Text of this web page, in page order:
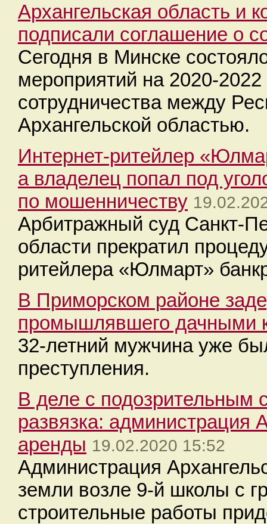
Архангельская область и
подписали соглашение о
Сегодня в Минске
мероприятий на 2020-
сотрудничества между
Архангельской областью.
Интернет-ритейлер
а владелец попал под
по мошенничеству
Арбитражный суд Санкт-
области прекратил
ритейлера «Юлмарт»
В Приморском районе
промышлявшего дачными
32-летний мужчина уже
преступления.
В деле с подозрительным
развязка: администрация
аренды 19.02.2020 15:52
Администрация
земли возле 9-й школы с
строительные работы